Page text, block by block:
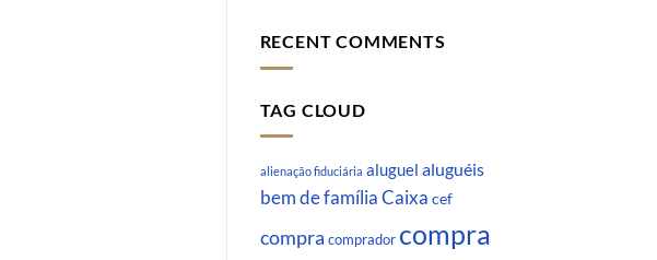
RECENT COMMENTS
TAG CLOUD
alienação fiduciária aluguel aluguéis
bem de família Caixa cef
compra comprador compra